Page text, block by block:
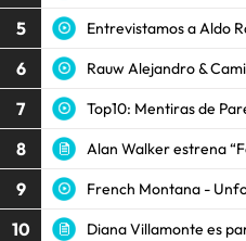
5 Entrevistamos a Aldo
6 Rauw Alejandro &
7 Top10: Mentiras de
8 Alan Walker estrena
9 French Montana -
10 Diana Villamonte es